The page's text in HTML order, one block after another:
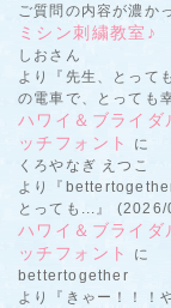
ご質問の内容が濃
ミシン刺繍教室
しおさん
より『先生、とって
の電車で、とって
ハワイ＆ブライ
ッチフォント
に
くろやなぎ えつこ
より『
とっても...』
ハワイ＆ブライ
ッチフォント
に
bettertogether
より『きゃー！！！